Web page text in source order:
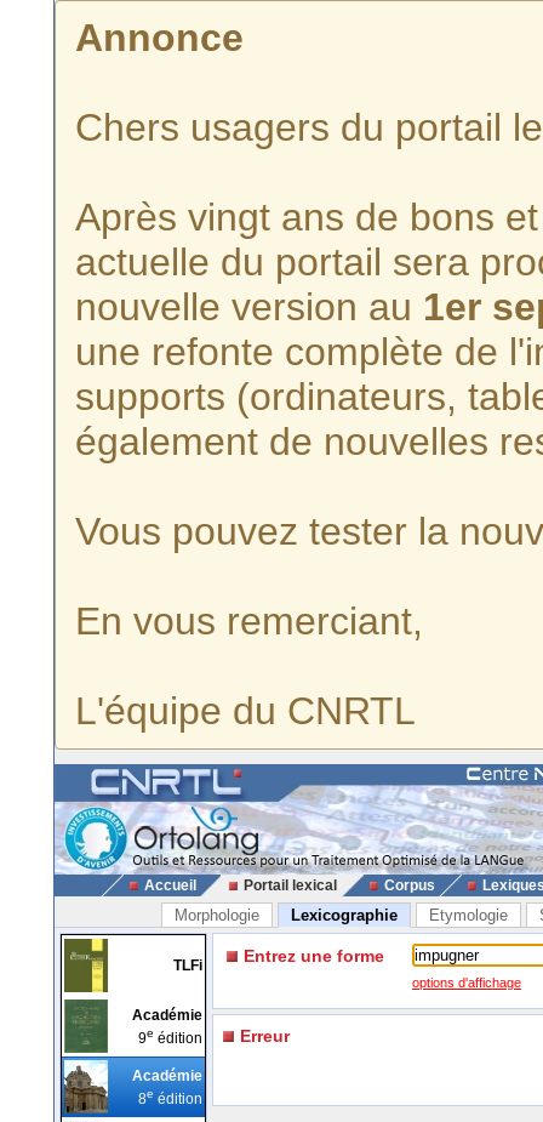
Annonce
Chers usagers du portail
Après vingt ans de bons
actuelle du portail sera
nouvelle version au 1er
une refonte complète de
supports (ordinateurs,
également de nouvelles
Vous pouvez tester la
En vous remerciant,
L'équipe du CNRTL
Accueil Portail lexical Corpus
Morphologie Lexicographie Etymologie
TLFi
Académie
9e édition
Académie
8e édition
Entrez une forme
options d'affichage
Erreur